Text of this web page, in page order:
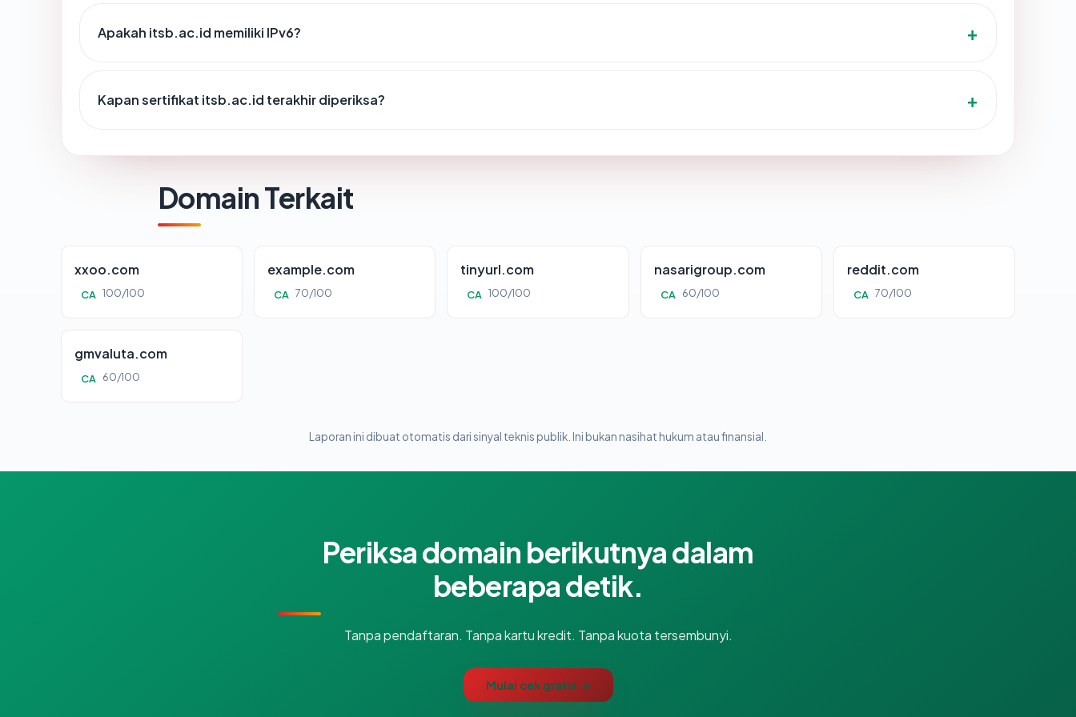
Apakah itsb.ac.id memiliki IPv6?
Kapan sertifikat itsb.ac.id terakhir diperiksa?
Domain Terkait
xxoo.com
CA 100/100
example.com
CA 70/100
tinyurl.com
CA 100/100
nasarigroup.com
CA 60/100
reddit.com
CA 70/100
gmvaluta.com
CA 60/100
Laporan ini dibuat otomatis dari sinyal teknis publik. Ini bukan nasihat hukum atau finansial.
Periksa domain berikutnya dalam
beberapa detik.
Tanpa pendaftaran. Tanpa kartu kredit. Tanpa kuota tersembunyi.
Mulai cek gratis →